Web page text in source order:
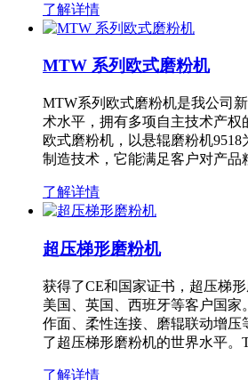
了解详情
MTW 系列欧式磨粉机
MTW系列欧式磨粉机是我公司
术水平，拥有多项自主技术产
欧式磨粉机，以悬辊磨粉机
制造技术，它能满足客户对产
了解详情
超压梯形磨粉机
获得了CE和国家证书，超压梯形
美国、英国、西班牙等客户国家
作面、柔性连接、磨辊联动增压
了超压梯形磨粉机的世界水平
了解详情